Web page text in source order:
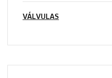
VÁLVULAS